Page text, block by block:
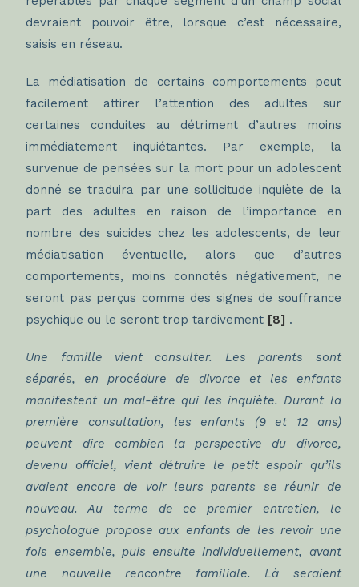
devraient pouvoir être, lorsque c’est nécessaire,
saisis en réseau.
La médiatisation de certains comportements peut
facilement attirer l’attention des adultes sur
certaines conduites au détriment d’autres moins
immédiatement inquiétantes. Par exemple, la
survenue de pensées sur la mort pour un adolescent
donné se traduira par une sollicitude inquiète de la
part des adultes en raison de l’importance en
nombre des suicides chez les adolescents, de leur
médiatisation éventuelle, alors que d’autres
comportements, moins connotés négativement, ne
seront pas perçus comme des signes de souffrance
psychique ou le seront trop tardivement [8] .
Une famille vient consulter. Les parents sont
séparés, en procédure de divorce et les enfants
manifestent un mal-être qui les inquiète. Durant la
première consultation, les enfants (9 et 12 ans)
peuvent dire combien la perspective du divorce,
devenu officiel, vient détruire le petit espoir qu’ils
avaient encore de voir leurs parents se réunir de
nouveau. Au terme de ce premier entretien, le
psychologue propose aux enfants de les revoir une
fois ensemble, puis ensuite individuellement, avant
une nouvelle rencontre familiale. Là seraient